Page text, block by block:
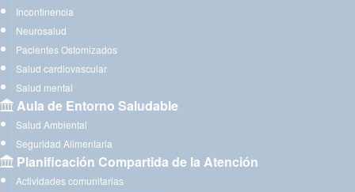
Incontinencia
Neurosalud
Pacientes Ostomizados
Salud cardiovascular
Salud mental
Aula de Entorno Saludable
Salud Ambiental
Seguridad Alimentaria
Planificación Compartida de la Atención
Actividades comunitarias